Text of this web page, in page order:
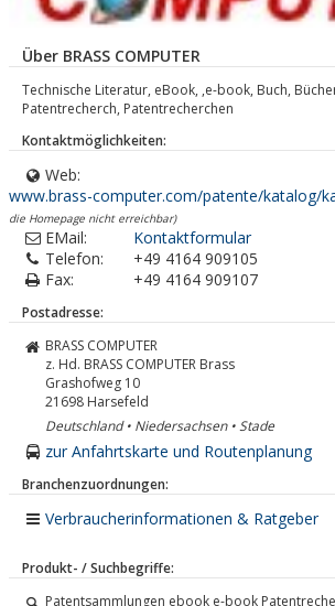
Über BRASS COMPUTER
Technische Literatur, eBook, ,e-book, Buch,
Patentrecherch, Patentrecherchen
Kontaktmöglichkeiten:
Web:
www.brass-computer.com/patente/katalog/
die Homepage nicht erreichbar)
EMail:
Kontaktformular
Telefon:
+49 4164 909105
Fax:
+49 4164 909107
Postadresse:
BRASS COMPUTER
z. Hd. BRASS COMPUTER Brass
Grashofweg 10
21698 Harsefeld
Deutschland • Niedersachsen • Stade
zur Anfahrtskarte und Routenplanung
Branchenzuordnungen:
Verbraucherinformationen & Ratgeber
Produkt- / Suchbegriffe:
Patentsammlungen ebook e-book